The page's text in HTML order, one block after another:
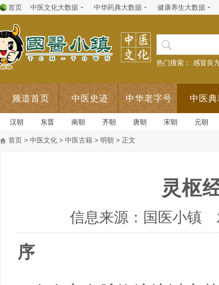
首页 中医文化大数据 中华药典大数据 健康养生大数据
热门搜索： 感冒良
频道首页 中医史迹 中华老字号 中医
汉朝 东晋 南朝 齐朝 唐朝 宋朝 元朝
首页 > 中医文化 > 中医古籍 > 明朝 > 正文
灵枢
信息来源：国医小镇
序